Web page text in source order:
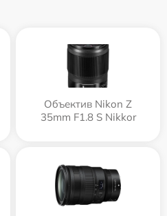
Объектив Nikon Z
35mm F1.8 S Nikkor